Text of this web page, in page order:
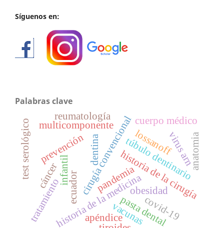
Síguenos en:
Palabras clave
historia de la medicina
cirugía convencionalhistoria de la cirugía
ecuador obesidad
infantil
prevención
multicomponente
tratamiento
dentina túbulo dentinario
pasta dental
test serológico
apéndice
lossanoff
covid-19
virus arn
pandemia
cuerpo médico
vacunas
cáncer
anatomia
reumatología